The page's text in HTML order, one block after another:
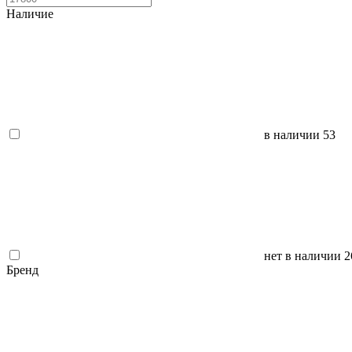
Наличие
в наличии 53
нет в наличии
Бренд